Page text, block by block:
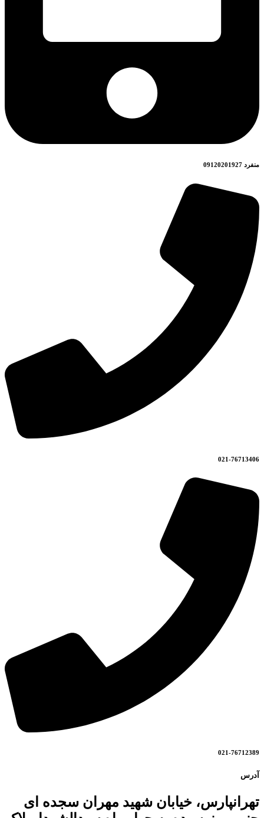
منفرد 09120201927
021-76713406
021-76712389
آدرس
تهرانپارس، خیابان شهید مهران سجده ای